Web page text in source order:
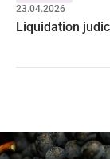
23.04.2026
Liquidation